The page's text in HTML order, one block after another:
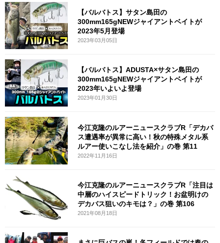
【バルバトス】サタン島田の
300mm165gNEWジャイアントベイトが
2023年5月登場
2023年03月05日
【バルバトス】ADUSTA×サタン島田の
300mm165gNEWジャイアントベイトが
2023年いよいよ登場
2023年01月30日
今江克隆のルアーニュースクラブR「デカバ
ス遭遇率が異常に高い！秋の特殊メタル系
ルアー使いこなし法を紹介」の巻 第11
2022年11月16日
今江克隆のルアーニュースクラブR「注目は
中層のハイスピードトリック！お盆明けの
デカバス狙いのキモは？」の巻 第106
2021年08月18日